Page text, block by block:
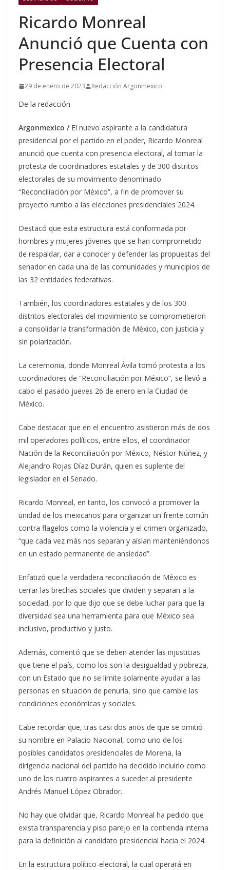
Ricardo Monreal
Anunció que Cuenta con
Presencia Electoral
29 de enero de 2023 Redacción Argonmexico
De la redacción
Argonmexico /El nuevo aspirante a la candidatura
presidencial por el partido en el poder, Ricardo Monreal
anunció que cuenta con presencia electoral, al tomar la
protesta de coordinadores estatales y de 300 distritos
electorales de su movimiento denominado
“Reconciliación por México”, a fin de promover su
proyecto rumbo a las elecciones presidenciales 2024.
Destacó que esta estructura está conformada por
hombres y mujeres jóvenes que se han comprometido
de respaldar, dar a conocer y defender las propuestas del
senador en cada una de las comunidades y municipios de
las 32 entidades federativas.
También, los coordinadores estatales y de los 300
distritos electorales del movimiento se comprometieron
a consolidar la transformación de México, con justicia y
sin polarización.
La ceremonia, donde Monreal Ávila tomó protesta a los
coordinadores de “Reconciliación por México”, se llevó a
cabo el pasado jueves 26 de enero en la Ciudad de
México.
Cabe destacar que en el encuentro asistieron más de dos
mil operadores políticos, entre ellos, el coordinador
Nación de la Reconciliación por México, Néstor Núñez, y
Alejandro Rojas Díaz Durán, quien es suplente del
legislador en el Senado.
Ricardo Monreal, en tanto, los convocó a promover la
unidad de los mexicanos para organizar un frente común
contra flagelos como la violencia y el crimen organizado,
“que cada vez más nos separan y aíslan manteniéndonos
en un estado permanente de ansiedad”.
Enfatizó que la verdadera reconciliación de México es
cerrar las brechas sociales que dividen y separan a la
sociedad, por lo que dijo que se debe luchar para que la
diversidad sea una herramienta para que México sea
inclusivo, productivo y justo.
Además, comentó que se deben atender las injusticias
que tiene el país, como los son la desigualdad y pobreza,
con un Estado que no se limite solamente ayudar a las
personas en situación de penuria, sino que cambie las
condiciones económicas y sociales.
Cabe recordar que, tras casi dos años de que se omitió
su nombre en Palacio Nacional, como uno de los
posibles candidatos presidenciales de Morena, la
dirigencia nacional del partido ha decidido incluirlo como
uno de los cuatro aspirantes a suceder al presidente
Andrés Manuel López Obrador.
No hay que olvidar que, Ricardo Monreal ha pedido que
exista transparencia y piso parejo en la contienda interna
para la definición al candidato presidencial hacia el 2024.
En la estructura político-electoral, la cual operará en